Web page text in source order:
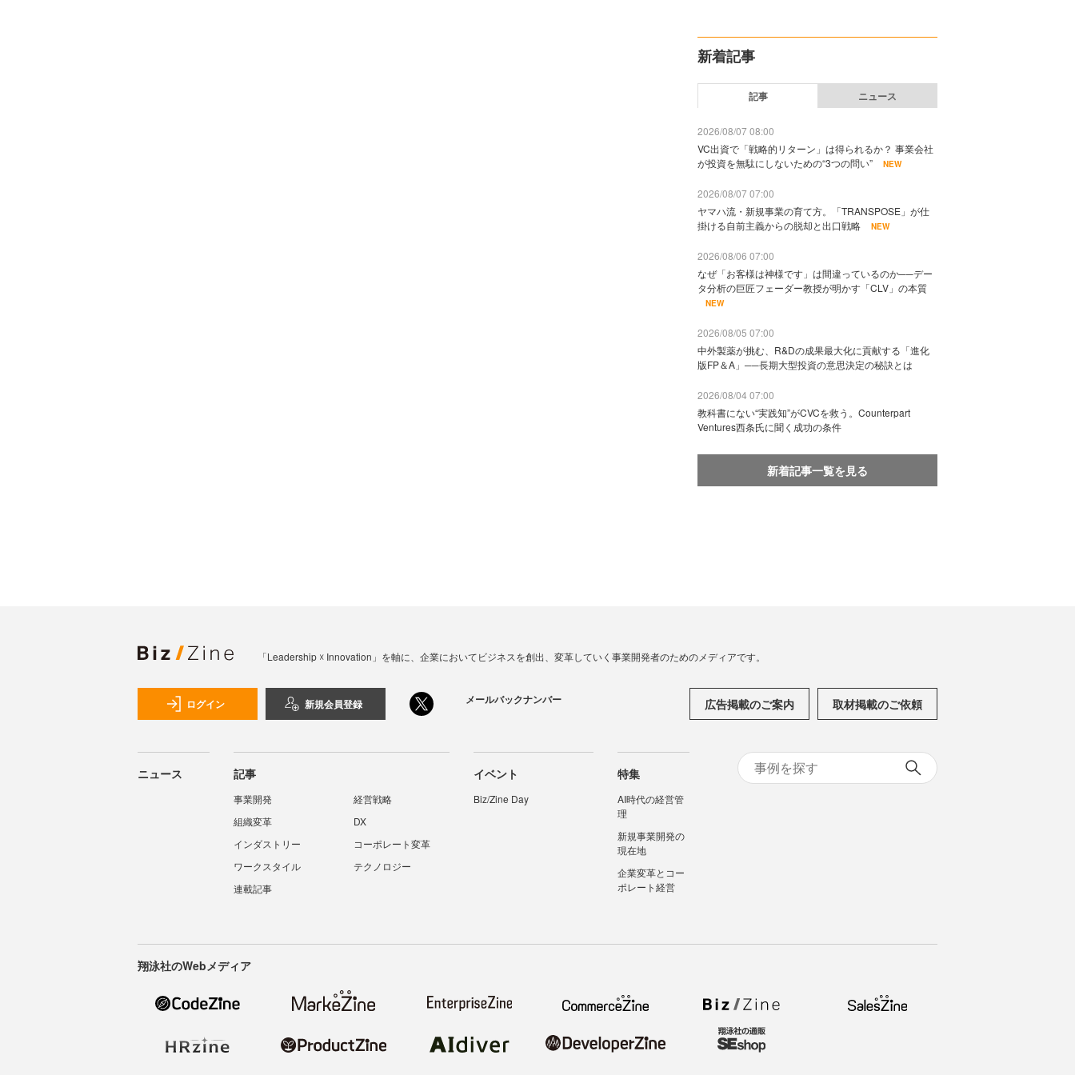
新着記事
記事 ニュース
2026/08/07 08:00
VC出資で「戦略的リターン」は得られるか？ 事業会社
が投資を無駄にしないための“3つの問い”
NEW
2026/08/07 07:00
ヤマハ流・新規事業の育て方。「TRANSPOSE」が仕
掛ける自前主義からの脱却と出口戦略
NEW
2026/08/06 07:00
なぜ「お客様は神様です」は間違っているのか──デー
タ分析の巨匠フェーダー教授が明かす「CLV」の本質
NEW
2026/08/05 07:00
中外製薬が挑む、R&Dの成果最大化に貢献する「進化
版FP＆A」──長期大型投資の意思決定の秘訣とは
2026/08/04 07:00
教科書にない“実践知”がCVCを救う。Counterpart
Ventures西条氏に聞く成功の条件
新着記事一覧を見る
「Leadership ☓ Innovation」を軸に、企業においてビジネスを創出、変革していく事業開発者のためのメディアです。
ログイン 新規会員登録 メールバックナンバー 広告掲載のご案内 取材掲載のご依頼
ニュース 記事
事業開発
経営戦略
組織変革
DX
インダストリー
コーポレート変革
ワークスタイル
テクノロジー
連載記事
イベント
Biz/Zine Day
特集
AI時代の経営管
理
新規事業開発の
現在地
企業変革とコー
ポレート経営
翔泳社のWebメディア